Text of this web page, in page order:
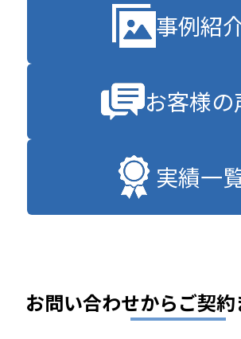
事例紹
お客様の
実績一
お問い合わせからご契